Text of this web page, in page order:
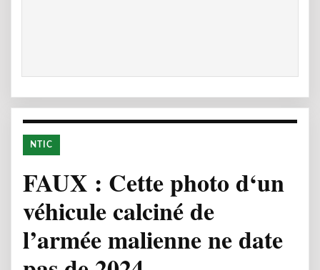
NTIC
FAUX : Cette photo d‘un
véhicule calciné de
l’armée malienne ne date